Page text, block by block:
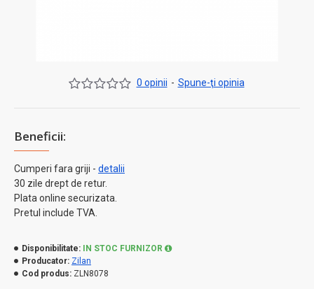
Beneficii:
Cumperi fara griji - detalii
30 zile drept de retur.
Plata online securizata.
Pretul include TVA.
0 opinii - Spune-ţi opinia
Disponibilitate:
IN STOC FURNIZOR
Producator: Zilan
Cod produs: ZLN8078